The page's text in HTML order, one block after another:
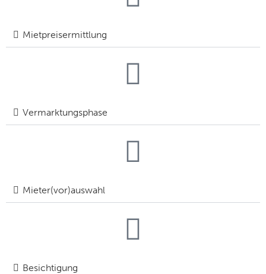
Mietpreisermittlung
Vermarktungsphase
Mieter(vor)auswahl
Besichtigung